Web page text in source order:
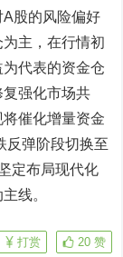
股的风险偏好
主，在行情初
代表的资金仓
强化市场共
催化增量资金
反弹阶段切换至
定布局现代化
线。
20 赞
打赏